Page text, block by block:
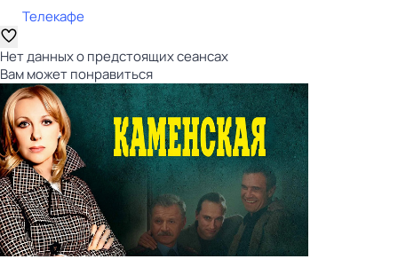
Телекафе
Нет данных о предстоящих сеансах
Вам может понравиться